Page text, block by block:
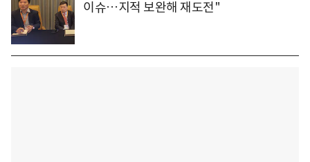
이슈…지적 보완해 재도전"